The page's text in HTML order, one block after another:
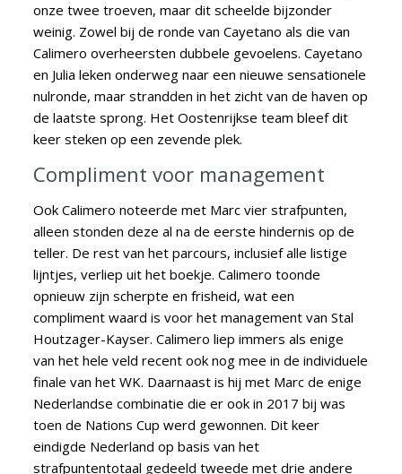
onze twee troeven, maar dit scheelde bijzonder
weinig. Zowel bij de ronde van Cayetano als die van
Calimero overheersten dubbele gevoelens. Cayetano
en Julia leken onderweg naar een nieuwe sensationele
nulronde, maar strandden in het zicht van de haven op
de laatste sprong. Het Oostenrijkse team bleef dit
keer steken op een zevende plek.
Compliment voor management
Ook Calimero noteerde met Marc vier strafpunten,
alleen stonden deze al na de eerste hindernis op de
teller. De rest van het parcours, inclusief alle listige
lijntjes, verliep uit het boekje. Calimero toonde
opnieuw zijn scherpte en frisheid, wat een
compliment waard is voor het management van Stal
Houtzager-Kayser. Calimero liep immers als enige
van het hele veld recent ook nog mee in de individuele
finale van het WK. Daarnaast is hij met Marc de enige
Nederlandse combinatie die er ook in 2017 bij was
toen de Nations Cup werd gewonnen. Dit keer
eindigde Nederland op basis van het
strafpuntentotaal gedeeld tweede met drie andere